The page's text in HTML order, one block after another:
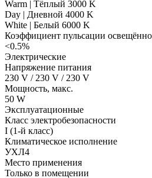
Warm | Тёплый 3000 K
Day | Дневной 4000 K
White | Белый 6000 K
Коэффициент пульсации
<0.5%
Электрические
Напряжение питания
230 V / 230 V / 230 V
Мощность, макс.
50 W
Эксплуатационные
Класс электробезопасности
I (1-й класс)
Климатическое исполнение
УХЛ4
Место применения
Только в помещении